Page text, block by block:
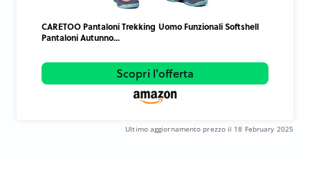
CARETOO Pantaloni Trekking Uomo Funzionali Softshell
Pantaloni Autunno...
Scopri l'offerta
Ultimo aggiornamento prezzo il 18 February 2025